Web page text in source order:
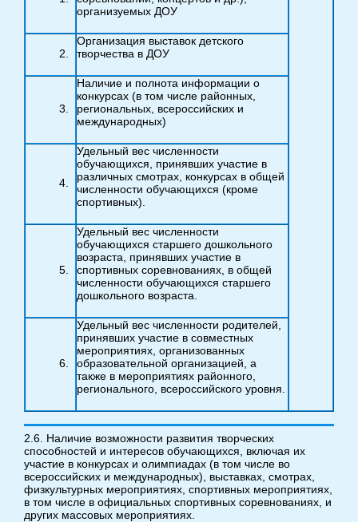
организуемых ДОУ
Организация выставок детского
творчества в ДОУ
Наличие и полнота информации о
конкурсах (в том числе районных,
региональных, всероссийских и
международных)
Удельный вес численности
обучающихся, принявших участие в
различных смотрах, конкурсах в общей
численности обучающихся (кроме
спортивных).
Удельный вес численности
обучающихся старшего дошкольного
возраста, принявших участие в
спортивных соревнованиях, в общей
численности обучающихся старшего
дошкольного возраста.
Удельный вес численности родителей,
принявших участие в совместных
мероприятиях, организованных
образовательной организацией, а
также в мероприятиях районного,
регионального, всероссийского уровня.
2.6. Наличие возможности развития творческих
способностей и интересов обучающихся, включая их
участие в конкурсах и олимпиадах (в том числе во
всероссийских и международных), выставках, смотрах,
физкультурных мероприятиях, спортивных мероприятиях,
в том числе в официальных спортивных соревнованиях, и
других массовых мероприятиях.